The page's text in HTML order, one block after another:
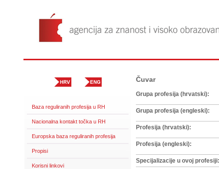
Baza reguliranih profesija u RH
Nacionalna kontakt točka u RH
Europska baza reguliranih profesija
Propisi
Korisni linkovi
Čuvar
Grupa profesija (hrvatski):
Grupa profesija (engleski):
Profesija (hrvatski):
Profesija (engleski):
Specijalizacije u ovoj profesiji: